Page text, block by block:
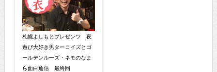
札幌よしもとプレゼンツ 夜
遊び大好き男ターコイズとゴ
ールデンルーズ・ネモのなま
ら面白通信 最終回